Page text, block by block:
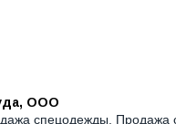
ООО
спецодежды. Продажа